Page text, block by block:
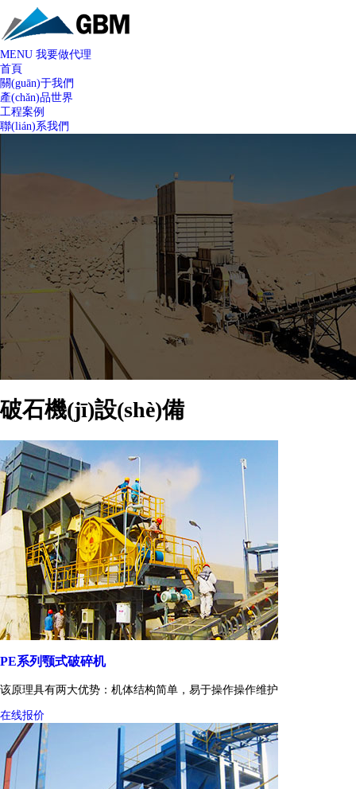
MENU 我要做代理
首頁
關(guān)于我們
產(chǎn)品世界
工程案例
聯(lián)系我們
破石機(jī)設(shè)備
PE系列颚式破碎机
该原理具有两大优势：机体结构简单，易于操作操作维护
在线报价